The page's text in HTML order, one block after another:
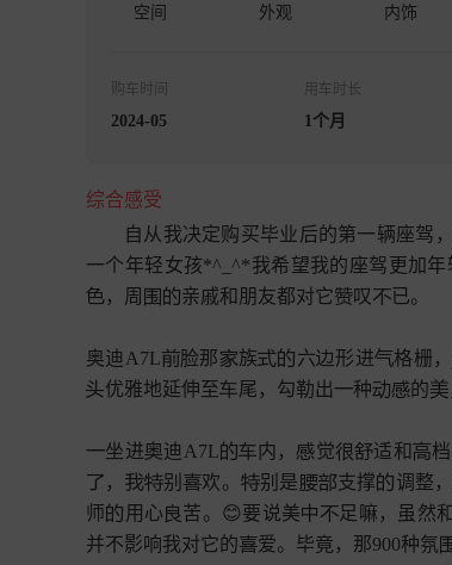
空间 外观 内饰
购车时间
2024-05
用车时长
1个月
综合感受
自从我决定购买毕业后的第一辆座驾
一个年轻女孩*^_^*我希望我的座驾更加
，周  亲戚和朋友都对它叹已。
奥迪A7L脸那族 六形进格栅
优雅地延伸至尾，勾勒出种的
坐进迪A7L内，觉适和 
 ， 别 欢。 别是 支撑 调整
师 用心 苦。😊要说美足嘛，虽然
并不影响我对它的爱。毕竟，那900种氛 